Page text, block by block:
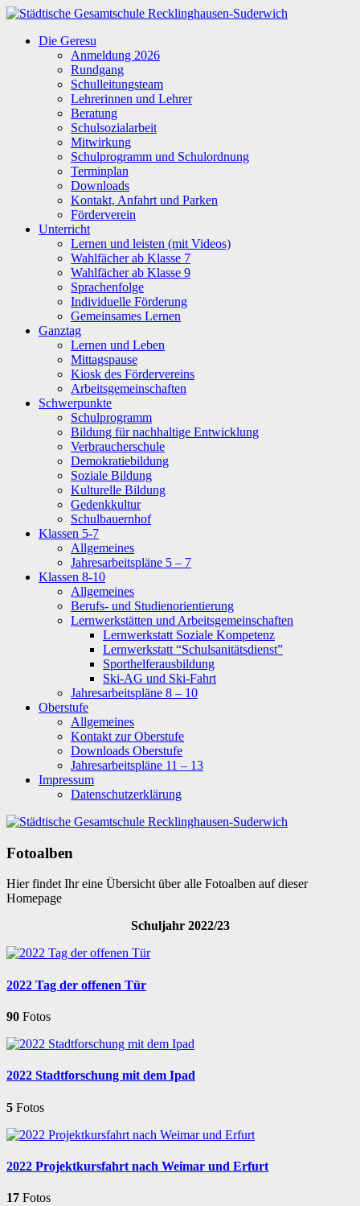
Zum
springen
Städtische
Gesamtschule
Recklinghausen-
Suderwich
Die Geresu
Anmeldung 2026
Rundgang
Schulleitungsteam
Lehrerinnen und Lehrer
Beratung
Schulsozialarbeit
Mitwirkung
Schulprogramm und Schulordnung
Terminplan
Downloads
Kontakt, Anfahrt und Parken
Förderverein
Unterricht
Lernen und leisten (mit Videos)
Wahlfächer ab Klasse 7
Wahlfächer ab Klasse 9
Sprachenfolge
Individuelle Förderung
Gemeinsames Lernen
Ganztag
Lernen und Leben
Mittagspause
Kiosk des Fördervereins
Arbeitsgemeinschaften
Schwerpunkte
Schulprogramm
Bildung für nachhaltige Entwicklung
Verbraucherschule
Demokratiebildung
Soziale Bildung
Kulturelle Bildung
Gedenkkultur
Schulbauernhof
Klassen 5-7
Allgemeines
Jahresarbeitspläne 5 – 7
Klassen 8-10
Allgemeines
Berufs- und Studienorientierung
Lernwerkstätten und Arbeitsgemeinschaften
Lernwerkstatt Soziale Kompetenz
Lernwerkstatt “Schulsanitätsdienst”
Sporthelferausbildung
Ski-AG und Ski-Fahrt
Jahresarbeitspläne 8 – 10
Oberstufe
Allgemeines
Kontakt zur Oberstufe
Downloads Oberstufe
Jahresarbeitspläne 11 – 13
Impressum
Datenschutzerklärung
Fotoalben
Hier findet Ihr eine Übersicht über alle Fotoalben auf dieser
Homepage
Schuljahr 2022/23
2022 Tag der offenen Tür
90 Fotos
2022 Stadtforschung mit dem Ipad
5 Fotos
2022 Projektkursfahrt nach Weimar und Erfurt
17 Fotos